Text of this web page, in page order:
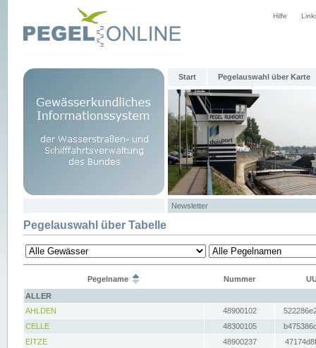
Hilfe
Start Pegelauswahl über Karte
Newsletter
Pegelauswahl über Tabelle
Pegelname Nummer
ALLER
AHLDEN
48900102
CELLE
48300105
EITZE
48900237